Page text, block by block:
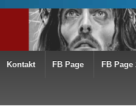
Kontakt FB Page FB Page